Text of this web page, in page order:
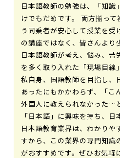
日本語教師の勉強は、「知識
けでもだめです。 両方揃っ
う同乗者が安心して授業を受
の講座ではなく、皆さんより
日本語教師が考え、悩み、苦
を多く取り入れた「現場目線
私自身、国語教師を目指し、
あったにもかかわらず、「こ
外国人に教えられなかった…
「日本語」に興味を持ち、日
日本語教育業界は、わかりや
すから、この業界の専門知識
がおすすめです。ぜひお気軽